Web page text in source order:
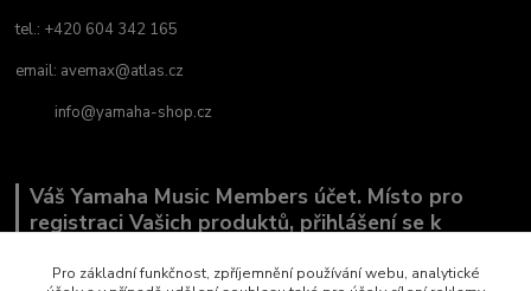
tel.: +420 604 342 165
email: avemax@atlas.cz
info@yamaha-shop.cz
Váš Yamaha Music Members účet. Místo pro
registraci Vašich produktů, přihlášení se k
co Vás zajímá.
Pro základní funkčnost, zpříjemnění používání webu, analytické